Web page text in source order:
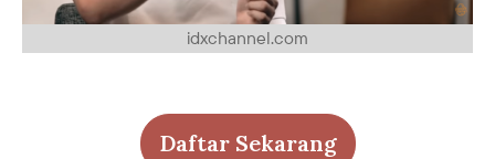
idxchannel.com
Daftar Sekarang